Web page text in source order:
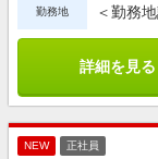
勤務地 ＜勤務
詳細を見る
NEW 正社員